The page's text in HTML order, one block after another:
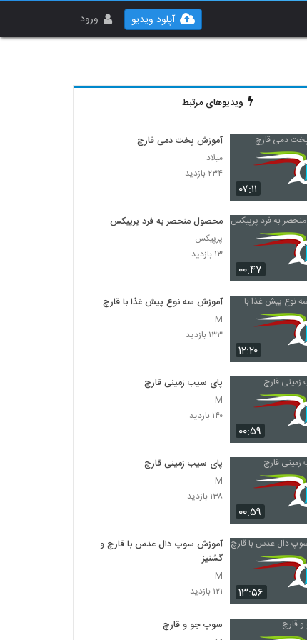
ورود آپلود ویدیو
ویدیوهای مرتبط
۰۷:۱۱
آموزش پخت دمی قارچ
میلاد
۲۳۴ بازدید
۰۰:۴۷
محصول منحصر به فرد پرپیکس
پرپیکس
۱۳ بازدید
۱۲:۲۰
آموزش سه نوع پیش غذا با قارچ
M
۱۳۳ بازدید
۰۰:۵۹
پای سیب زمینی قارچ
M
۱۴۰ بازدید
۰۰:۵۹
پای سیب زمینی قارچ
M
۱۳۸ بازدید
۱۳:۵۶
آموزش سوپ دال عدس با قارچ و
گشنیز
M
۱۲۱ بازدید
سوپ جو و قارچ